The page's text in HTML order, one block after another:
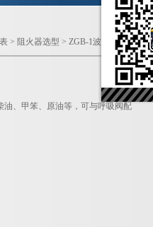
> 阻火器选型 > ZGB-1波纹储罐阻火器
、甲笨、原油等，可与呼吸阀配